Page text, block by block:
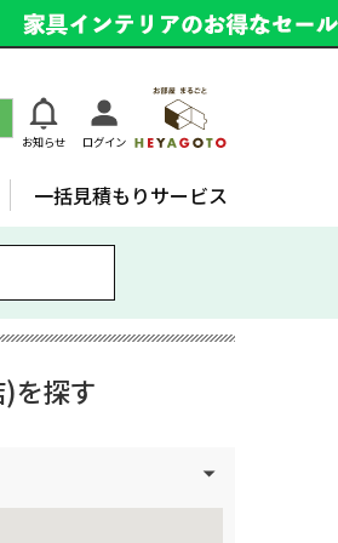
お知らせ ログイン
一括見積もりサービス
を探す